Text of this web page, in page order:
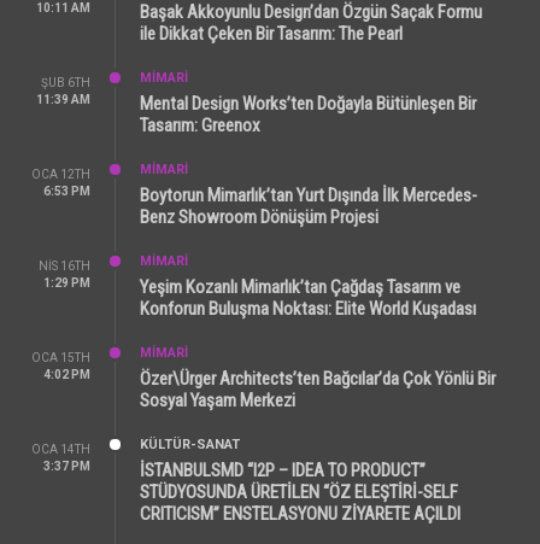
10:11 AM
Başak Akkoyunlu Design’dan Özgün Saçak Formu
ile Dikkat Çeken Bir Tasarım: The Pearl
ŞUB 6TH
11:39 AM
MİMARİ
Mental Design Works’ten Doğayla Bütünleşen Bir
Tasarım: Greenox
OCA 12TH
6:53 PM
MİMARİ
Boytorun Mimarlık’tan Yurt Dışında İlk Mercedes-
Benz Showroom Dönüşüm Projesi
NIS 16TH
1:29 PM
MİMARİ
Yeşim Kozanlı Mimarlık’tan Çağdaş Tasarım ve
Konforun Buluşma Noktası: Elite World Kuşadası
OCA 15TH
4:02 PM
MİMARİ
Özer\Ürger Architects’ten Bağcılar’da Çok Yönlü Bir
Sosyal Yaşam Merkezi
OCA 14TH
3:37 PM
KÜLTÜR-SANAT
İSTANBULSMD “I2P – IDEA TO PRODUCT”
STÜDYOSUNDA ÜRETİLEN “ÖZ ELEŞTİRİ-SELF
CRITICISM” ENSTELASYONU ZİYARETE AÇILDI